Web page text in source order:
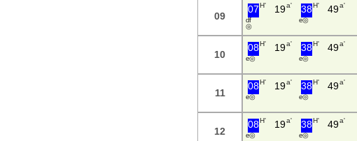
09
07H'
d f
◎
19a' 38H'
e ◎
49a'
10
08H'
e ◎
19a' 38H'
e ◎
49a'
11
08H'
e ◎
19a' 38H'
e ◎
49a'
12
08H'
e ◎
19a' 38H'
e ◎
49a'